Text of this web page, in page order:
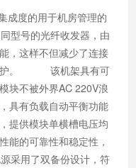
度的用于机房管理的
型号的光纤收发器，由
，这样不但减少了连接
维护。 该机架具有可
块不被外界AC 220V浪
具有负载自动平衡功能
提供模块单横槽电压均
能的可靠性和稳定性，
用了双备份设计，符